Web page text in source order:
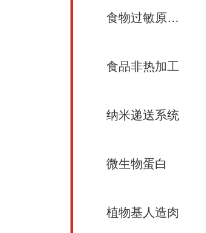
食物过敏原致敏性
食品非热加工
纳米递送系统
微生物蛋白
植物基人造肉